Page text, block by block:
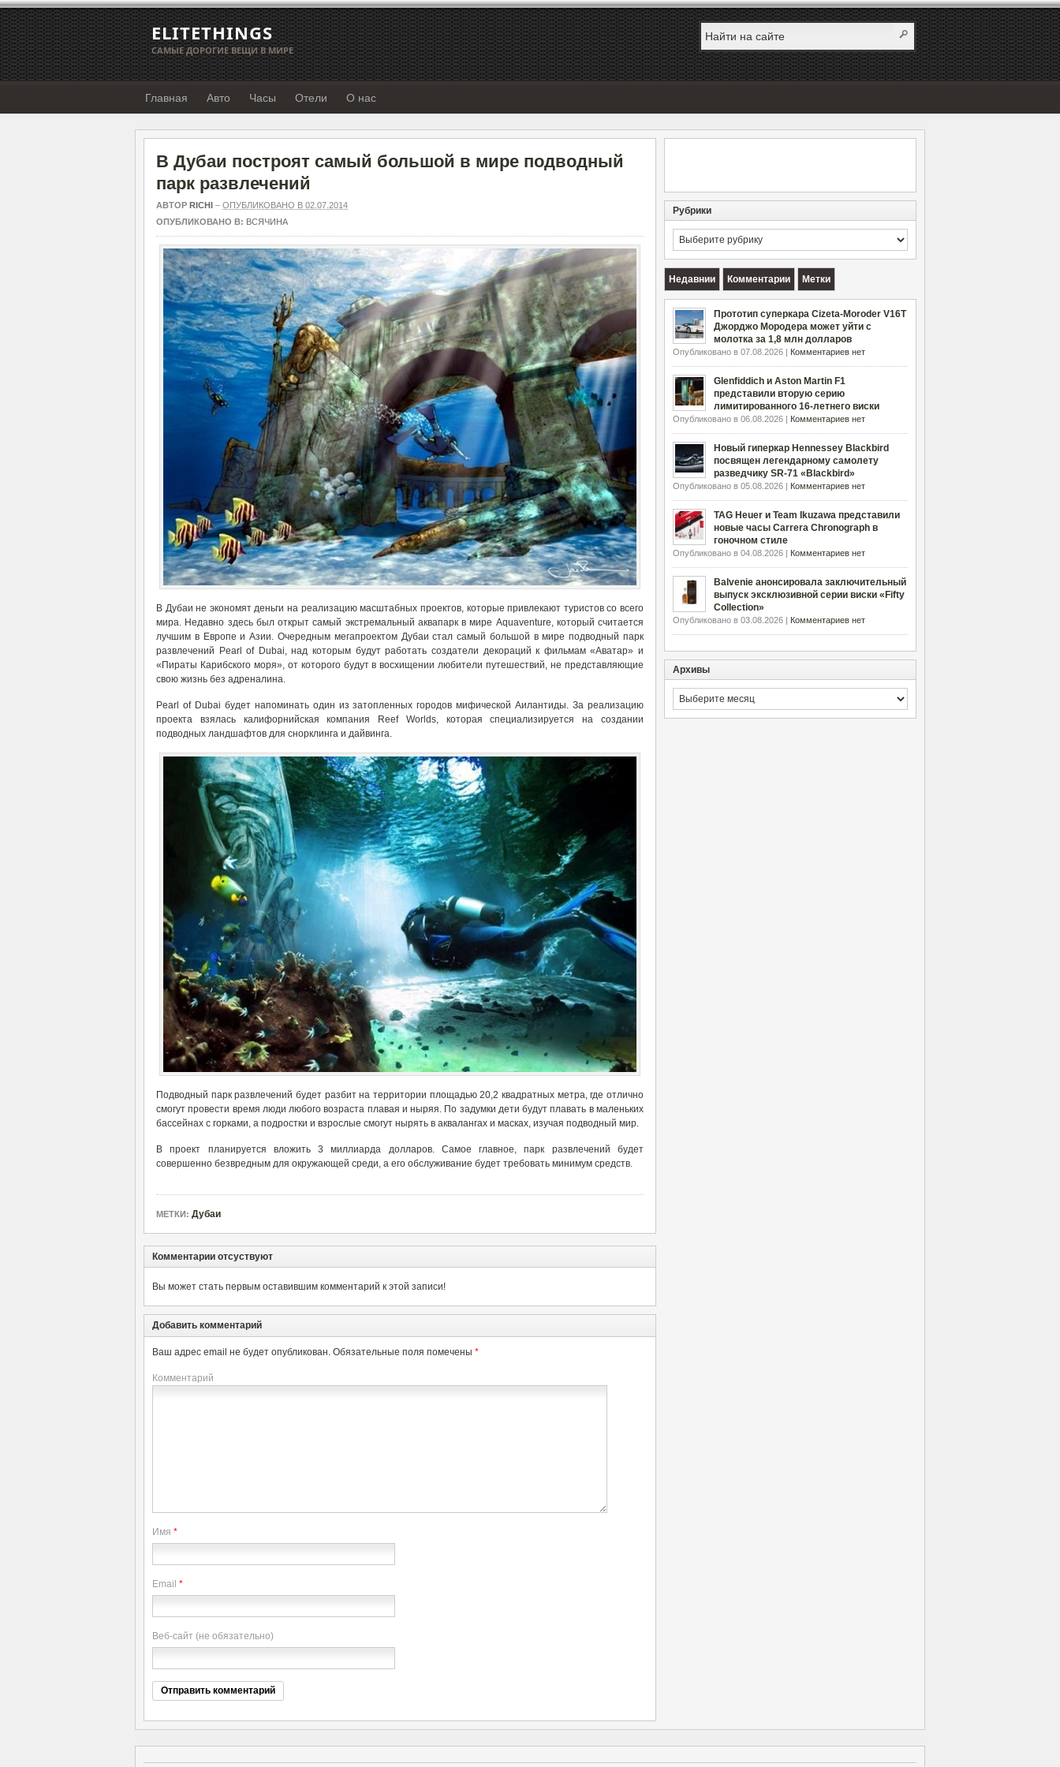
ELITETHINGS
САМЫЕ ДОРОГИЕ ВЕЩИ В МИРЕ
Главная Авто Часы Отели О нас
В Дубаи построят самый большой в мире подводный
парк развлечений
АВТОР RICHI – ОПУБЛИКОВАНО В 02.07.2014
ОПУБЛИКОВАНО В: ВСЯЧИНА
В Дубаи не экономят деньги на реализацию масштабных проектов, которые привлекают туристов со всего
мира. Недавно здесь был открыт самый экстремальный аквапарк в мире Aquaventure, который считается
лучшим в Европе и Азии. Очередным мегапроектом Дубаи стал самый большой в мире подводный парк
развлечений Pearl of Dubai, над которым будут работать создатели декораций к фильмам «Аватар» и
«Пираты Карибского моря», от которого будут в восхищении любители путешествий, не представляющие
свою жизнь без адреналина.
Pearl of Dubai будет напоминать один из затопленных городов мифической Аилантиды. За реализацию
проекта взялась калифорнийская компания Reef Worlds, которая специализируется на создании
подводных ландшафтов для снорклинга и дайвинга.
Подводный парк развлечений будет разбит на территории площадью 20,2 квадратных метра, где отлично
смогут провести время люди любого возраста плавая и ныряя. По задумки дети будут плавать в маленьких
бассейнах с горками, а подростки и взрослые смогут нырять в аквалангах и масках, изучая подводный мир.
В проект планируется вложить 3 миллиарда долларов. Самое главное, парк развлечений будет
совершенно безвредным для окружающей среди, а его обслуживание будет требовать минимум средств.
МЕТКИ: Дубаи
Комментарии отсуствуют
Вы может стать первым оставившим комментарий к этой записи!
Добавить комментарий
Ваш адрес email не будет опубликован. Обязательные поля помечены *
Комментарий
Имя *
Email *
Веб-сайт (не обязательно)
Рубрики
Рубрики
Недавнии Комментарии Метки
Прототип суперкара Cizeta-Moroder V16T
Джорджо Мородера может уйти с
молотка за 1,8 млн долларов
Опубликовано в 07.08.2026 | Комментариев нет
Glenfiddich и Aston Martin F1
представили вторую серию
лимитированного 16-летнего виски
Опубликовано в 06.08.2026 | Комментариев нет
Новый гиперкар Hennessey Blackbird
посвящен легендарному самолету
разведчику SR-71 «Blackbird»
Опубликовано в 05.08.2026 | Комментариев нет
TAG Heuer и Team Ikuzawa представили
новые часы Carrera Chronograph в
гоночном стиле
Опубликовано в 04.08.2026 | Комментариев нет
Balvenie анонсировала заключительный
выпуск эксклюзивной серии виски «Fifty
Collection»
Опубликовано в 03.08.2026 | Комментариев нет
Архивы
Архивы